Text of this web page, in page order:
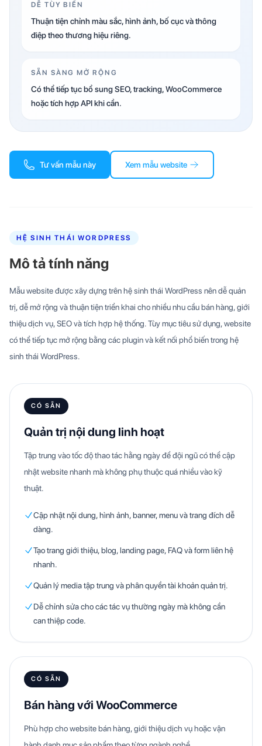
DỄ TÙY BIẾN
Thuận tiện chỉnh màu sắc, hình ảnh, bố cục và thông
điệp theo thương hiệu riêng.
SẴN SÀNG MỞ RỘNG
Có thể tiếp tục bổ sung SEO, tracking, WooCommerce
hoặc tích hợp API khi cần.
Tư vấn mẫu này Xem mẫu website
HỆ SINH THÁI WORDPRESS
Mô tả tính năng
Mẫu website được xây dựng trên hệ sinh thái WordPress nên dễ quản
trị, dễ mở rộng và thuận tiện triển khai cho nhiều nhu cầu bán hàng, giới
thiệu dịch vụ, SEO và tích hợp hệ thống. Tùy mục tiêu sử dụng, website
có thể tiếp tục mở rộng bằng các plugin và kết nối phổ biến trong hệ
sinh thái WordPress.
CÓ SẴN
Quản trị nội dung linh hoạt
Tập trung vào tốc độ thao tác hằng ngày để đội ngũ có thể cập
nhật website nhanh mà không phụ thuộc quá nhiều vào kỹ
thuật.
Cập nhật nội dung, hình ảnh, banner, menu và trang đích dễ
dàng.
Tạo trang giới thiệu, blog, landing page, FAQ và form liên hệ
nhanh.
Quản lý media tập trung và phân quyền tài khoản quản trị.
Dễ chỉnh sửa cho các tác vụ thường ngày mà không cần
can thiệp code.
CÓ SẴN
Bán hàng với WooCommerce
Phù hợp cho website bán hàng, giới thiệu dịch vụ hoặc vận